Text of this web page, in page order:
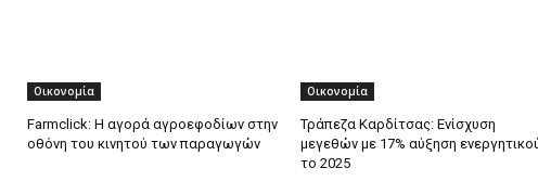
Οικονομία
Farmclick: Η αγορά αγροεφοδίων στην
οθόνη του κινητού των παραγωγών
Οικονομία
Τράπεζα Καρδίτσας: Ενίσχυση
μεγεθών με 17% αύξηση
το 2025